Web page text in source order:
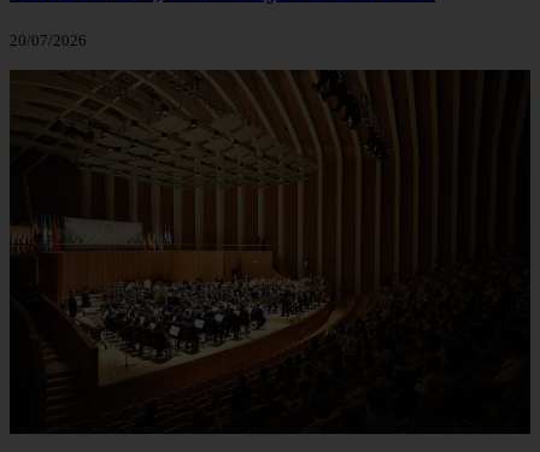
20/07/2026